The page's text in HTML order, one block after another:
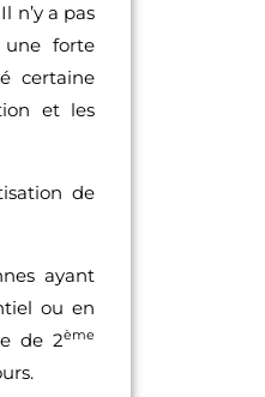
n’y a pas
une forte
certaine
et les
de
ayant
ou en
de 2ème